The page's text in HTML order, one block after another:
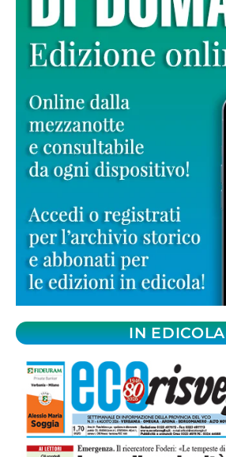
IN EDICOLA